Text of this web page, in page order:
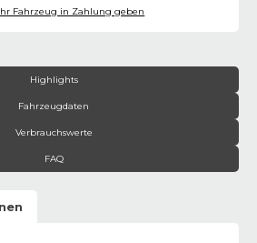
Fahrzeug in Zahlung geben
Highlights
Fahrzeugdaten
Verbrauchswerte
FAQ